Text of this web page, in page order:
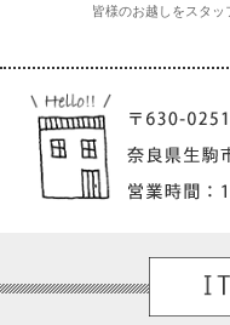
皆様のお越しをスタッ